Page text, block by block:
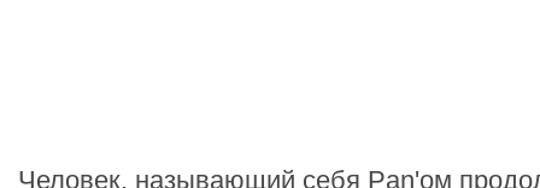
Человек, называющий себя Pan'ом